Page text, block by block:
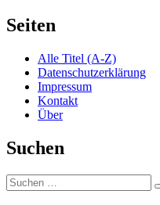
Seiten
Alle Titel (A-Z)
Datenschutzerklärung
Impressum
Kontakt
Über
Suchen
Suchen
nach: